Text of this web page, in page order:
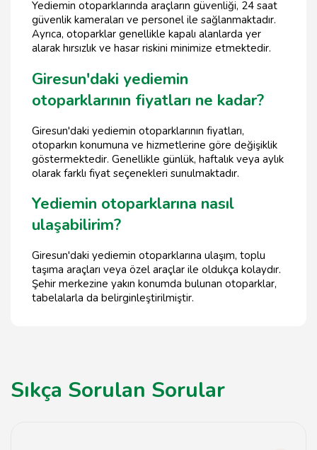
Yediemin otoparklarında araçların güvenliği, 24 saat
güvenlik kameraları ve personel ile sağlanmaktadır.
Ayrıca, otoparklar genellikle kapalı alanlarda yer
alarak hırsızlık ve hasar riskini minimize etmektedir.
Giresun'daki yediemin
otoparklarının fiyatları ne kadar?
Giresun'daki yediemin otoparklarının fiyatları,
otoparkın konumuna ve hizmetlerine göre değişiklik
göstermektedir. Genellikle günlük, haftalık veya aylık
olarak farklı fiyat seçenekleri sunulmaktadır.
Yediemin otoparklarına nasıl
ulaşabilirim?
Giresun'daki yediemin otoparklarına ulaşım, toplu
taşıma araçları veya özel araçlar ile oldukça kolaydır.
Şehir merkezine yakın konumda bulunan otoparklar,
tabelalarla da belirginleştirilmiştir.
Sıkça Sorulan Sorular